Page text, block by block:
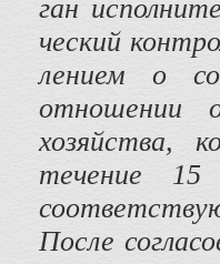
ган
ческий
лением о
отноше­нии
хозяйства,
течение
После